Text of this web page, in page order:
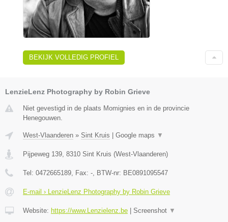
BEKIJK VOLLEDIG PROFIEL
LenzieLenz Photography by Robin Grieve
Niet gevestigd in de plaats Momignies en in de provincie
Henegouwen.
West-Vlaanderen » Sint Kruis Google maps ▼
Pijpeweg 139 8310 Sint Kruis (West-Vlaanderen)
Tel: 0472665189 , Fax: - , BTW-nr: BE0891095547
E-mail › LenzieLenz Photography by Robin Grieve
Website: https://www.Lenzielenz.be Screenshot ▼